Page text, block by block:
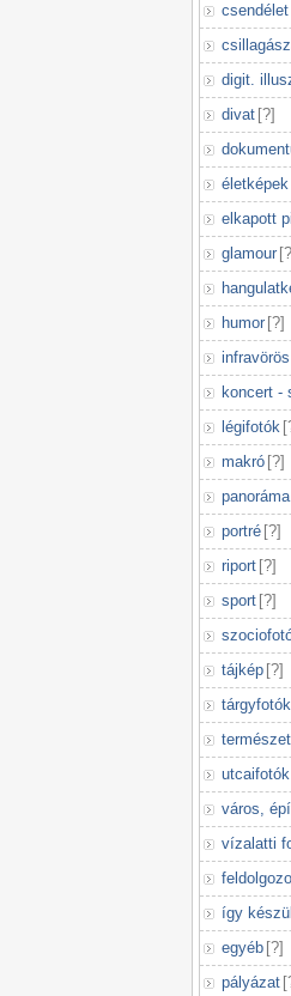
csendélet
digit.
divat [?]
életképek
elkapott
glamour [?
humor [?]
koncert -
légifotók [
makró [?]
panoráma
portré [?]
riport [?]
sport [?]
tájkép [?]
tárgyfotók
természet
utcaifotók
város,
vízalatti
így
egyéb [?]
pályázat [